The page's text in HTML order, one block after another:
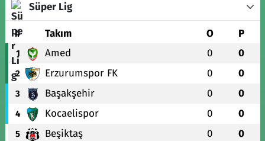
Süper Lig
# Takım O P
1 Amed 0 0
2 Erzurumspor FK 0 0
3 Başakşehir 0 0
4 Kocaelispor 0 0
5 Beşiktaş 0 0